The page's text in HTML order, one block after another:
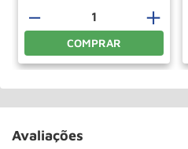
＋
－
COMPRAR
Avaliações